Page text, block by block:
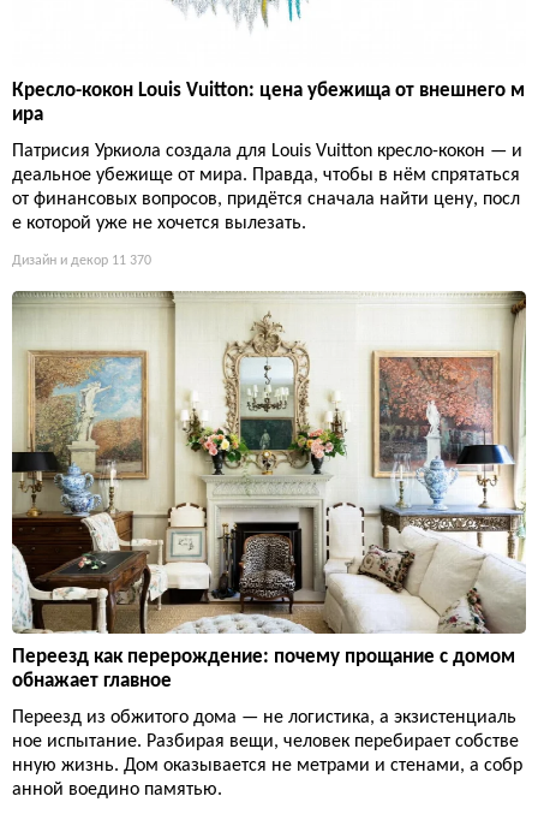
Кресло-кокон Louis Vuitton: цена убежища от внешнего м
ира
Патрисия Уркиола создала для Louis Vuitton кресло-кокон — и
деальное убежище от мира. Правда, чтобы в нём спрятаться
от финансовых вопросов, придётся сначала найти цену, посл
е которой уже не хочется вылезать.
Дизайн и декор 11 370
Переезд как перерождение: почему прощание с домом
обнажает главное
Переезд из обжитого дома — не логистика, а экзистенциаль
ное испытание. Разбирая вещи, человек перебирает собстве
нную жизнь. Дом оказывается не метрами и стенами, а собр
анной воедино памятью.